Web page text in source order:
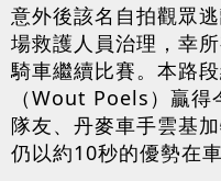
意外後該名自拍觀眾
場救護人員治理，幸
騎車繼續比賽。本路
（Wout Poels）贏得
隊友、丹麥車手雲基
仍以約10秒的優勢在